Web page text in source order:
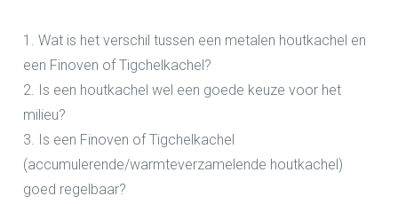
1. Wat is het verschil tussen een metalen houtkachel en
een Finoven of Tigchelkachel?
2. Is een houtkachel wel een goede keuze voor het
milieu?
3. Is een Finoven of Tigchelkachel
(accumulerende/warmteverzamelende houtkachel)
goed regelbaar?